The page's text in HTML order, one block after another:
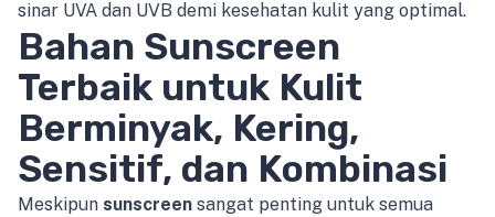
sinar UVA dan UVB demi kesehatan kulit yang optimal.
Bahan Sunscreen
Terbaik untuk Kulit
Berminyak, Kering,
Sensitif, dan Kombinasi
Meskipun sunscreen sangat penting untuk semua